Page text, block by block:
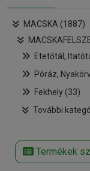
MACSKA (1887)
Etetőtál,
Póráz,
Fekhely (33)
További
Termékek